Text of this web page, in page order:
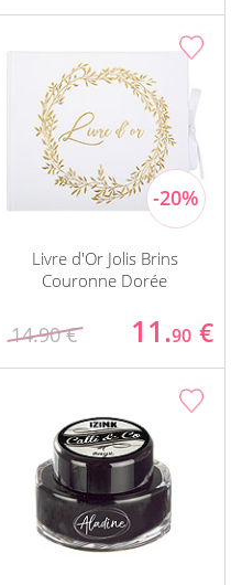
Livre d'Or Jolis Brins
Couronne Dorée
14.90 € 11.90 €